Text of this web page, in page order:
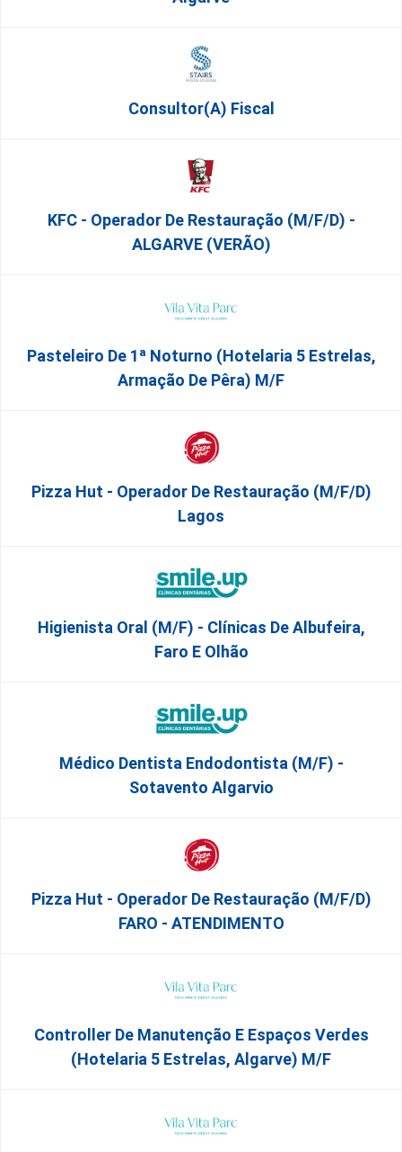
Consultor(a) Fiscal
KFC - Operador De Restauração (m/f/d) -
ALGARVE (VERÃO)
Pasteleiro De 1ª Noturno (Hotelaria 5 Estrelas,
Armação De Pêra) M/f
Pizza Hut - Operador De Restauração (m/f/d)
Lagos
Higienista Oral (M/F) - Clínicas De Albufeira,
Faro E Olhão
Médico Dentista Endodontista (M/F) -
Sotavento Algarvio
Pizza Hut - Operador De Restauração (m/f/d)
FARO - ATENDIMENTO
Controller De Manutenção E Espaços Verdes
(Hotelaria 5 Estrelas, Algarve) M/f